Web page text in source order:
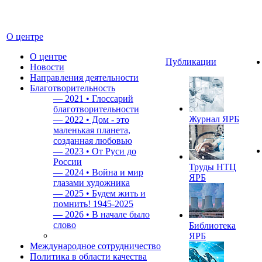
О центре
О центре
Новости
Направления деятельности
Благотворительность
— 2021 • Глоссарий
благотворительности
— 2022 • Дом - это
маленькая планета,
созданная любовью
— 2023 • От Руси до
России
— 2024 • Война и мир
глазами художника
— 2025 • Будем жить и
помнить! 1945-2025
— 2026 • В начале было
слово
Международное сотрудничество
Политика в области качества
Публикации
Журнал ЯРБ
Труды НТЦ
ЯРБ
Библиотека
ЯРБ